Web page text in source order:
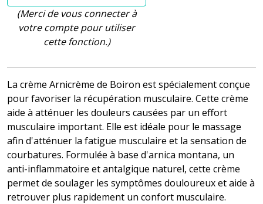
(Merci de vous connecter à
votre compte pour utiliser
cette fonction.)
La crème Arnicrème de Boiron est spécialement conçue
pour favoriser la récupération musculaire. Cette crème
aide à atténuer les douleurs causées par un effort
musculaire important. Elle est idéale pour le massage
afin d'atténuer la fatigue musculaire et la sensation de
courbatures. Formulée à base d'arnica montana, un
anti-inflammatoire et antalgique naturel, cette crème
permet de soulager les symptômes douloureux et aide à
retrouver plus rapidement un confort musculaire.